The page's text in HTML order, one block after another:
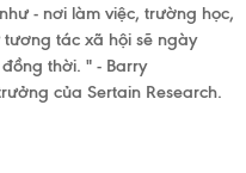
- nơi làm việc, trường học,
tác xã hội sẽ ngày
thời. " - Barry
của Sertain Research.